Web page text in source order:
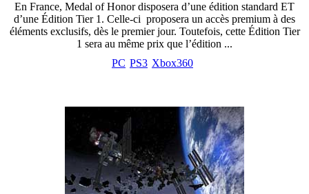
En France, Medal of Honor disposera d’une édition standard ET
d’une Édition Tier 1. Celle-ci proposera un accès premium à des
éléments exclusifs, dès le premier jour. Toutefois, cette Édition Tier
1 sera au même prix que l’édition ...
PC PS3 Xbox360